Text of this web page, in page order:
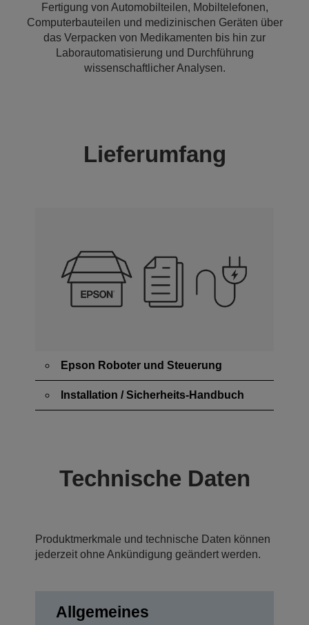
Fertigung von Automobilteilen, Mobiltelefonen,
Computerbauteilen und medizinischen Geräten über
das Verpacken von Medikamenten bis hin zur
Laborautomatisierung und Durchführung
wissenschaftlicher Analysen.
Lieferumfang
Epson Roboter und Steuerung
Installation / Sicherheits-Handbuch
Technische Daten
Produktmerkmale und technische Daten können
jederzeit ohne Ankündigung geändert werden.
Allgemeines